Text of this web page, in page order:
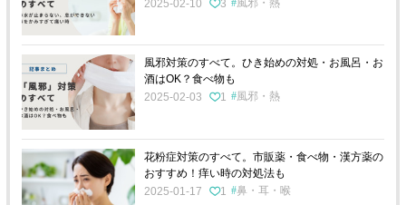
2025-02-10
3 風邪・熱
風邪対策のすべて。ひき始めの対処・お風呂・お
酒はOK？食べ物も
2025-02-03
1 風邪・熱
花粉症対策のすべて。市販薬・食べ物・漢方薬の
おすすめ！痒い時の対処法も
2025-01-17
1 鼻・耳・喉